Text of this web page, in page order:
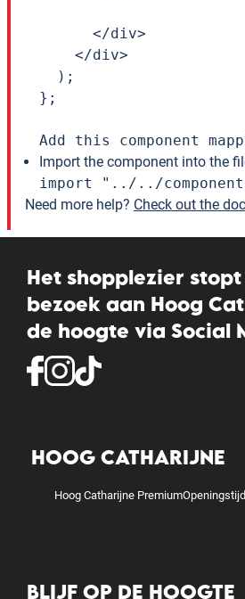
      </div>
    </div>
  );
};
Add this component
Import the component into the
import "../../
Need more help? Check out the
Het shopplezier
bezoek aan Hoog
de hoogte via Social
HOOG CATHARIJNE
Hoog Catharijne Premium
BLIJF OP DE HOOGTE